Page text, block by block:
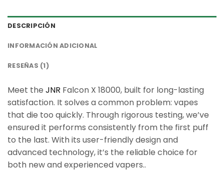
DESCRIPCIÓN
INFORMACIÓN ADICIONAL
RESEÑAS (1)
Meet the JNR Falcon X 18000, built for long-lasting
satisfaction. It solves a common problem: vapes
that die too quickly. Through rigorous testing, we’ve
ensured it performs consistently from the first puff
to the last. With its user-friendly design and
advanced technology, it’s the reliable choice for
both new and experienced vapers..